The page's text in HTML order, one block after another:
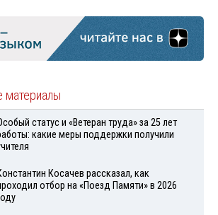
статус и «Ветеран труда» за 25 лет
какие меры поддержки получили
Косачев рассказал, как
отбор на «Поезд Памяти» в 2026